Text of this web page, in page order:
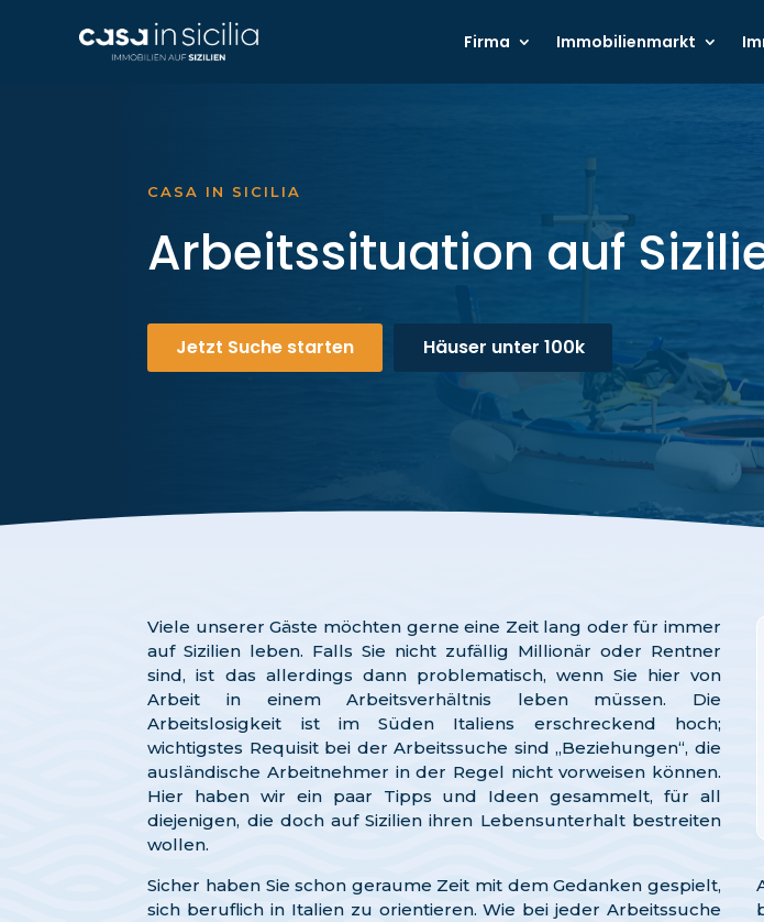
Firma Immobilienmarkt
CASA IN SICILIA
Arbeitssituation auf
Jetzt Suche starten Häuser unter 100k
Viele unserer Gäste möchten gerne eine Zeit lang oder für immer
auf Sizilien leben. Falls Sie nicht zufällig Millionär oder Rentner
sind, ist das allerdings dann problematisch, wenn Sie hier von
Arbeit in einem Arbeitsverhältnis leben müssen. Die
Arbeitslosigkeit ist im Süden Italiens erschreckend hoch;
wichtigstes Requisit bei der Arbeitssuche sind „Beziehungen“, die
ausländische Arbeitnehmer in der Regel nicht vorweisen können.
Hier haben wir ein paar Tipps und Ideen gesammelt, für all
diejenigen, die doch auf Sizilien ihren Lebensunterhalt bestreiten
wollen.
Sicher haben Sie schon geraume Zeit mit dem Gedanken gespielt,
sich beruflich in Italien zu orientieren. Wie bei jeder Arbeitssuche